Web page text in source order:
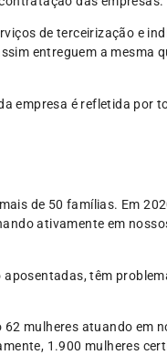
de terceirização e
entreguem a mesma
empresa é refletida por
de 50 famílias. Em
ativamente em
têm
mulheres atuando em
1.900 mulheres